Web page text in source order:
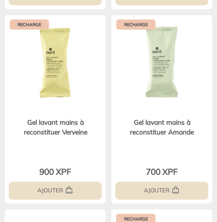
RECHARGE
Gel lavant mains à
reconstituer Verveine
900 XPF
AJOUTER
RECHARGE
Gel lavant mains à
reconstituer Amande
700 XPF
AJOUTER
RECHARGE